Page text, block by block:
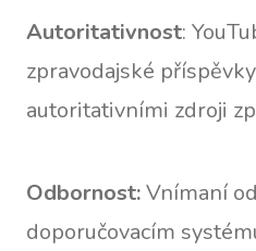
Autoritativnost:
zpravodajské
autoritativními zdroji
Odbornost:Vnímaní
doporučovacím